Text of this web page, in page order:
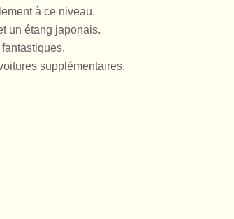
à ce niveau.
un étang japonais.
supplémentaires.